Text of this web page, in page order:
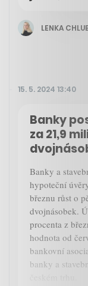
LENKA
15. 5. 2024 13:40
Banky
za 21,9
Banky a
hypoteční
březnu růst o
dvojnásobek.
procenta z
hodnota od
bankovní
banky a